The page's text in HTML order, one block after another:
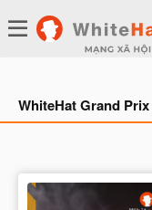
WhiteHat Grand Prix